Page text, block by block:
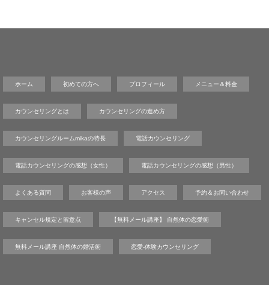
ホーム 初めての方へ プロフィール メニュー＆料金
カウンセリングとは カウンセリングの進め方
カウンセリングルームmikaの特長 電話カウンセリング
電話カウンセリングの感想（女性） 電話カウンセリングの感想（男性）
よくある質問 お客様の声 アクセス 予約＆お問い合わせ
キャンセル規定と留意点 【無料メール講座】 自然体の恋愛術
無料メール講座 自然体の婚活術 恋愛-体験カウンセリング